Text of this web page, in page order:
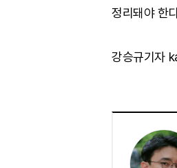
정리돼야 한
강승규기자